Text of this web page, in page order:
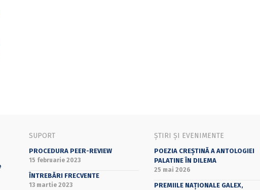
SUPORT
PROCEDURA PEER-REVIEW
15 februarie 2023
ÎNTREBĂRI FRECVENTE
13 martie 2023
ȘTIRI ȘI EVENIMENTE
POEZIA CREȘTINĂ A ANTOLOGIEI
PALATINE ÎN DILEMA
25 mai 2026
PREMIILE NAȚIONALE GALEX,